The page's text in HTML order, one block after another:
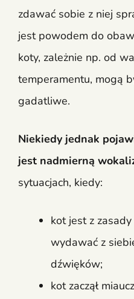
zdawać sobie z niej
jest powodem do
koty, zależnie np. od
temperamentu, mogą
gadatliwe.
Niekiedy jednak
jest nadmierną
sytuacjach, kiedy:
kot jest z zasady
wydawać z
dźwięków;
kot zaczął